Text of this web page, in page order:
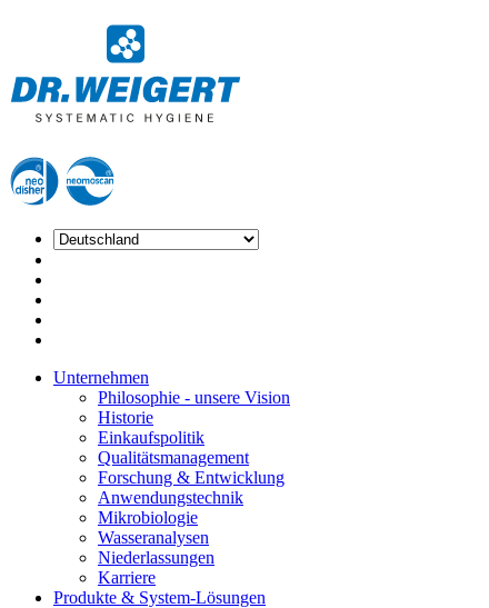
Unternehmen
Philosophie - unsere Vision
Historie
Einkaufspolitik
Qualitätsmanagement
Forschung & Entwicklung
Anwendungstechnik
Mikrobiologie
Wasseranalysen
Niederlassungen
Karriere
Produkte & System-Lösungen